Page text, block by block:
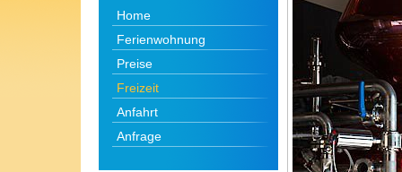
Home
Ferienwohnung
Preise
Freizeit
Anfahrt
Anfrage